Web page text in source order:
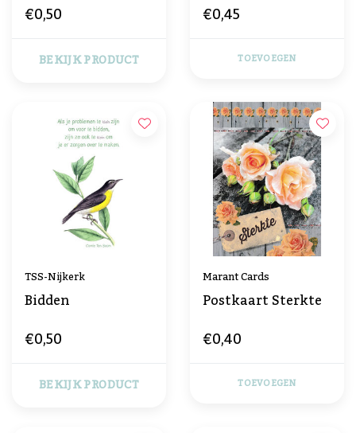
€0,50
BEKIJK PRODUCT
€0,45
TOEVOEGEN
TSS-Nijkerk
Bidden
€0,50
BEKIJK PRODUCT
Marant Cards
Postkaart Sterkte
€0,40
TOEVOEGEN